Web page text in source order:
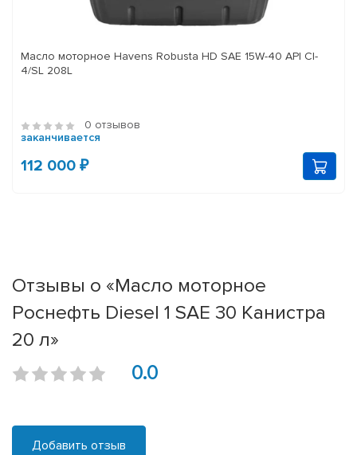
Масло моторное Havens Robusta HD SAE 15W-40 API CI-
4/SL 208L
0 отзывов
заканчивается
112 000 ₽
Отзывы о «Масло моторное
Роснефть Diesel 1 SAE 30 Канистра
20 л»
0.0
Добавить отзыв